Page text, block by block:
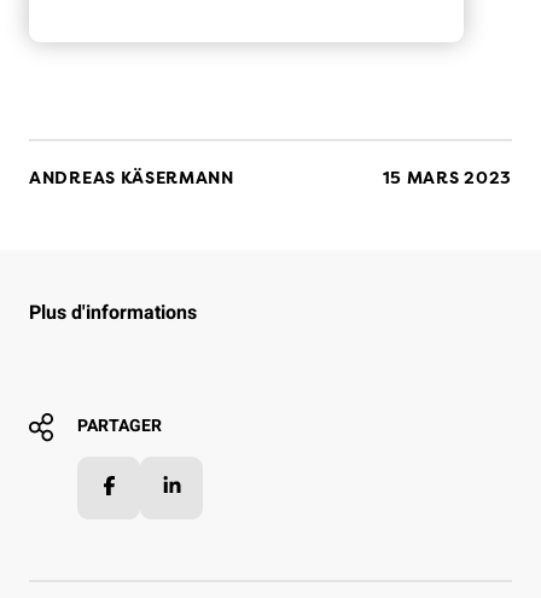
ANDREAS KÄSERMANN 15 MARS 2023
Plus d'informations
PARTAGER
Facebook